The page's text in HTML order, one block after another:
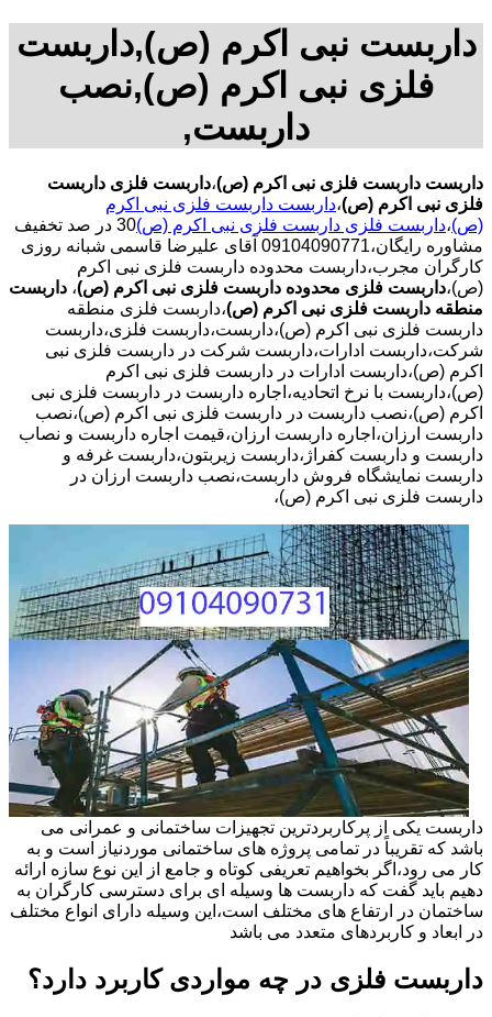
داربست نبی اکرم (ص),داربست
فلزی نبی اکرم (ص),نصب
داربست,
داربست داربست فلزی نبی اکرم (ص)،داربست فلزی داربست
فلزی نبی اکرم (ص)،داربست داربست فلزی نبی اکرم
(ص)،داربست فلزی داربست فلزی نبی اکرم (ص)
30 در صد تخفیف
مشاوره رایگان،09104090771 آقای علیرضا قاسمی شبانه روزی
کارگران مجرب،داربست محدوده داربست فلزی نبی اکرم
(ص)،داربست فلزی محدوده داربست فلزی نبی اکرم (ص)، داربست
منطقه داربست فلزی نبی اکرم (ص)،داربست فلزی منطقه
داربست فلزی نبی اکرم (ص)،داربست،داربست فلزی،داربست
شرکت،داربست ادارات،داربست شرکت در داربست فلزی نبی
اکرم (ص)،داربست ادارات در داربست فلزی نبی اکرم
(ص)،داربست با نرخ اتحادیه،اجاره داربست در داربست فلزی نبی
اکرم (ص)،نصب داربست در داربست فلزی نبی اکرم (ص)،نصب
داربست ارزان،اجاره داربست ارزان،قیمت اجاره داربست و نصاب
داربست و داربست کفراژ،داربست زیربتون،داربست غرفه و
داربست نمایشگاه فروش داربست،نصب داربست ارزان در
داربست فلزی نبی اکرم (ص)،
داربست یکی از پرکاربردترین تجهیزات ساختمانی و عمرانی می
باشد که تقریباً در تمامی پروژه های ساختمانی موردنیاز است و به
کار می رود،اگر بخواهیم تعریفی کوتاه و جامع از این نوع سازه ارائه
دهیم باید گفت که داربست ها وسیله ای برای دسترسی کارگران به
ساختمان در ارتفاع های مختلف است،این وسیله دارای انواع مختلف
در ابعاد و کاربردهای متعدد می باشد
داربست فلزی در چه مواردی کاربرد دارد؟